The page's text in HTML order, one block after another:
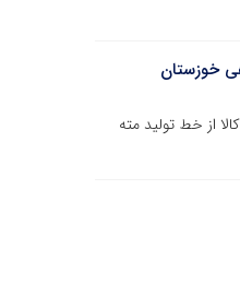
خوزستان
از خط تولید مته